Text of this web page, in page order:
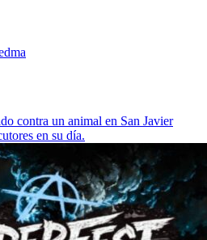
contra un animal en San Javier
en su día.